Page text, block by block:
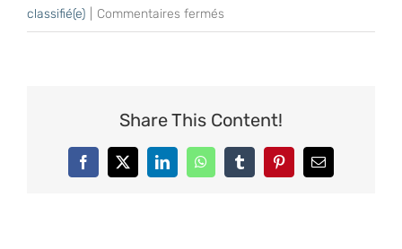
classifié(e)
Commentaires fermés
Alistair
responsable
Share This Content!
Facebook
X LinkedInWhatsAppTumblrPinterestEmail